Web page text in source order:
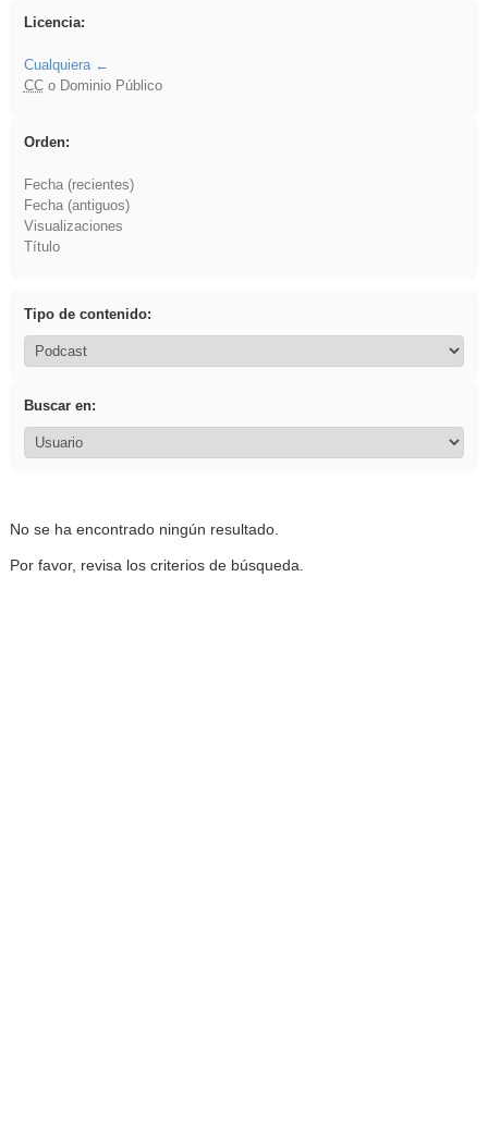
Licencia:
Cualquiera
CCo Dominio Público
Orden:
Fecha (recientes)
Fecha (antiguos)
Visualizaciones
Título
Tipo de contenido:
Buscar en:
No se ha encontrado ningún resultado.
Por favor, revisa los criterios de búsqueda.